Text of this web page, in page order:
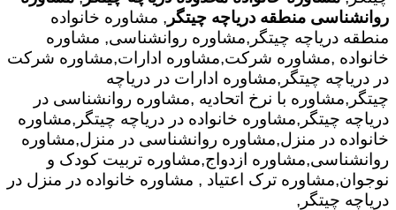
روانشناسی منطقه دریاچه چیتگر , مشاوره خانواده
منطقه دریاچه چیتگر,مشاوره روانشناسی, مشاوره
خانواده ,مشاوره شرکت,مشاوره ادارات,مشاوره شرکت
در دریاچه چیتگر,مشاوره ادارات در دریاچه
چیتگر,مشاوره با نرخ اتحادیه ,مشاوره روانشناسی در
دریاچه چیتگر,مشاوره خانواده در دریاچه چیتگر,مشاوره
خانواده در منزل,مشاوره روانشناسی در منزل,مشاوره
روانشناسی,مشاوره ازدواج,مشاوره تربیت کودک و
نوجوان,مشاوره ترک اعتیاد , مشاوره خانواده در منزل در
دریاچه چیتگر,